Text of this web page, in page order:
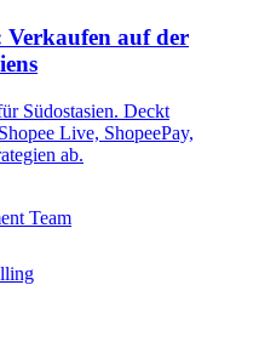
Verkaufen auf der
Südostasien. Deckt
Live, ShopeePay,
ab.
Team